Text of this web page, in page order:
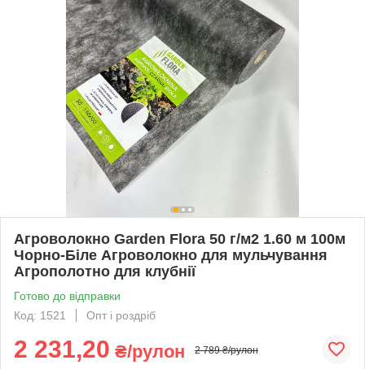
Агроволокно Garden Flora 50 г/м2 1.60 м 100м
Чорно-Біле Агроволокно для мульчування
Агрополотно для клубнії
Готово до відправки
Код: 1521
Опт і роздріб
2 231,20 ₴/рулон 2 789 ₴/рулон